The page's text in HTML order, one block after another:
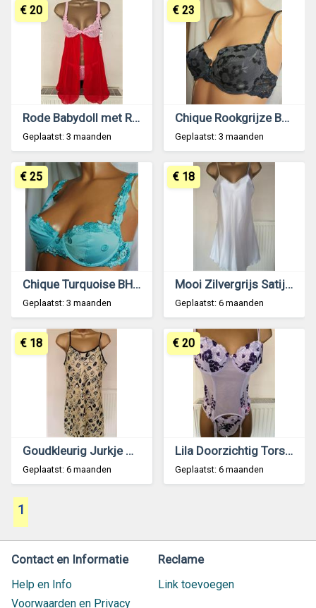
Rode Babydoll met Roze String - Small 36-38
Geplaatst: 3 maanden
€ 20
Chique Rookgrijze BH Sweet Flower van Triumph 70A
Geplaatst: 3 maanden
€ 23
Chique Turquoise BH Simone Perele 70A
Geplaatst: 3 maanden
€ 25
Mooi Zilvergrijs Satijnen Nachtkleedje - Small
Geplaatst: 6 maanden
€ 18
Goudkleurig Jurkje met Marineblauw Maat 40
Geplaatst: 6 maanden
€ 18
Lila Doorzichtig Torselet Jarretelles en String
Geplaatst: 6 maanden
€ 20
1
Contact en Informatie
Help en Info
Voorwaarden en Privacy
Reclame
Link toevoegen